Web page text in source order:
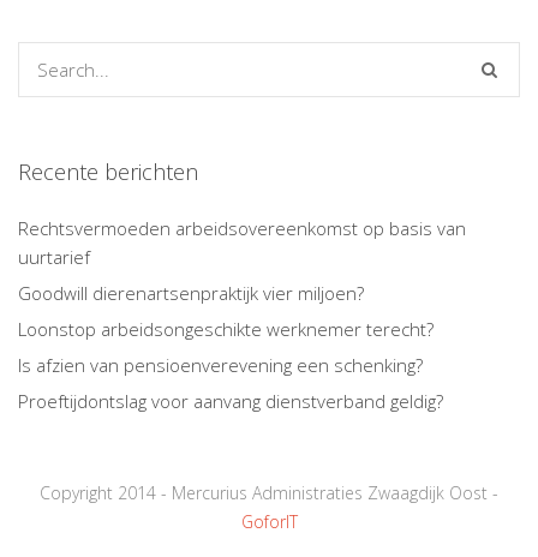
Recente berichten
Rechtsvermoeden arbeidsovereenkomst op basis van
uurtarief
Goodwill dierenartsenpraktijk vier miljoen?
Loonstop arbeidsongeschikte werknemer terecht?
Is afzien van pensioenverevening een schenking?
Proeftijdontslag voor aanvang dienstverband geldig?
Copyright 2014 - Mercurius Administraties Zwaagdijk Oost -
GoforIT